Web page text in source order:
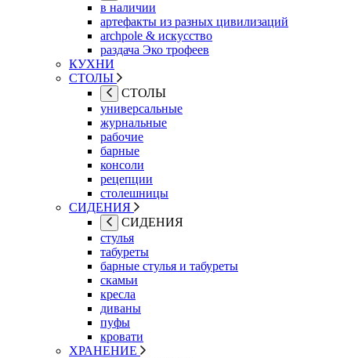
в наличии
артефакты из разных цивилизаций
archpole & искусство
раздача Эко трофеев
КУХНИ
СТОЛЫ
СТОЛЫ
универсальные
журнальные
рабочие
барные
консоли
рецепции
столешницы
СИДЕНИЯ
СИДЕНИЯ
стулья
табуреты
барные стулья и табуреты
скамьи
кресла
диваны
пуфы
кровати
ХРАНЕНИЕ